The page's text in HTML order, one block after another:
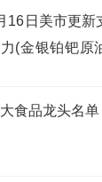
16日美市更新
(金银铂钯原
食品龙头名